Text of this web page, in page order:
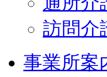
訪問介
事業所案